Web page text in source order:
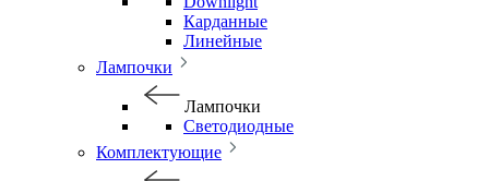
Карданные
Линейные
Лампочки
Лампочки
Светодиодные
Комплектующие